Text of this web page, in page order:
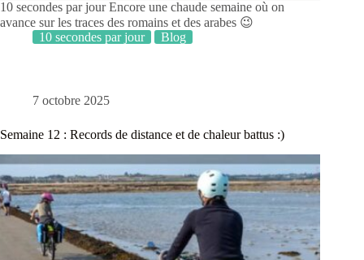
10 secondes par jour Encore une chaude semaine où on
avance sur les traces des romains et des arabes 😉
10 secondes par jour
Blog
7 octobre 2025
Semaine 12 : Records de distance et de chaleur battus :)